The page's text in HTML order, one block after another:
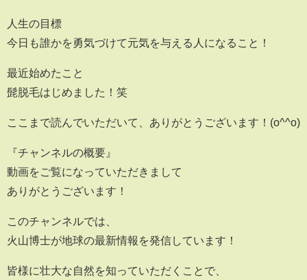
人生の目標
今日も誰かを勇気づけて元気を与える人になること！
最近始めたこと
髭脱毛はじめました！笑
ここまで読んでいただいて、ありがとうございます！(o^^o)
『チャンネルの概要』
動画をご覧になっていただきまして
ありがとうございます！
このチャンネルでは、
火山博士が地球の最新情報を発信しています！
皆様に壮大な自然を知っていただくことで、